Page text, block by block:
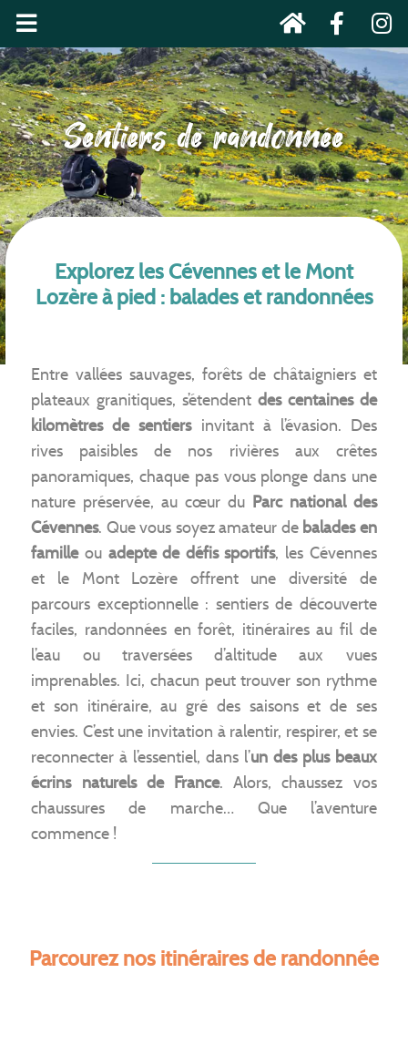
Sentiers de randonnée
Explorez les Cévennes et le Mont
Lozère à pied : balades et randonnées
Entre vallées sauvages, forêts de châtaigniers et
plateaux granitiques, s’étendent des centaines de
kilomètres de sentiersinvitant à l’évasion. Des
rives paisibles de nos rivières aux crêtes
panoramiques, chaque pas vous plonge dans une
nature préservée, au cœur du Parc national des
Cévennes. Que vous soyez amateur de balades en
familleou adepte de défis sportifs, les Cévennes
et le Mont Lozère offrent une diversité de
parcours exceptionnelle : sentiers de découverte
faciles, randonnées en forêt, itinéraires au fil de
l’eau ou traversées d’altitude aux vues
imprenables. Ici, chacun peut trouver son rythme
et son itinéraire, au gré des saisons et de ses
envies. C’est une invitation à ralentir, respirer, et se
reconnecter à l’essentiel, dans l’un des plus beaux
écrins naturels de France. Alors, chaussez vos
chaussures de marche… Que l’aventure
commence !
Parcourez nos itinéraires de randonnée